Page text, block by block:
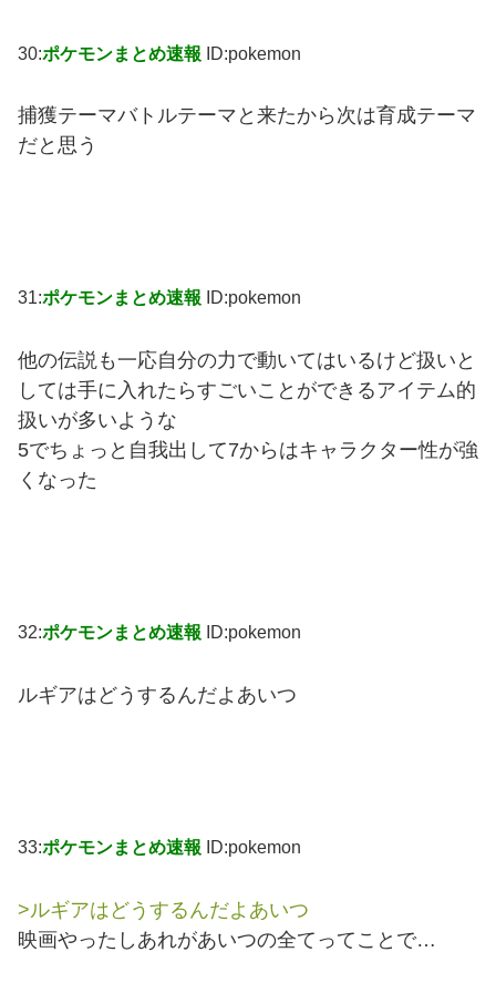
30:ポケモンまとめ速報 ID:pokemon
捕獲テーマバトルテーマと来たから次は育成テーマ
だと思う
31:ポケモンまとめ速報 ID:pokemon
他の伝説も一応自分の力で動いてはいるけど扱いと
しては手に入れたらすごいことができるアイテム的
扱いが多いような
5でちょっと自我出して7からはキャラクター性が強
くなった
32:ポケモンまとめ速報 ID:pokemon
ルギアはどうするんだよあいつ
33:ポケモンまとめ速報 ID:pokemon
>ルギアはどうするんだよあいつ
映画やったしあれがあいつの全てってことで…